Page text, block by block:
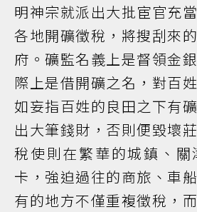
明神宗就派出大批宦官充
各地開礦徵稅，將搜刮來
府。礦監名義上是督領金
際上是借開礦之名，對百
如妄指百姓的良田之下有
出大筆錢財，否則便毀壞
稅使則在繁華的城鎮、關
卡，強迫過往的商旅、車
有的地方不僅重複徵稅，